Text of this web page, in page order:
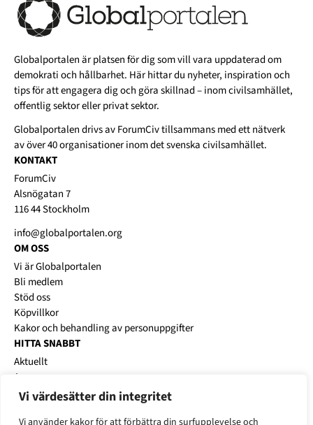
Vi värdesätter din integritet
Vi använder kakor för att förbättra din surfupplevelse och
Globalportalen är platsen för dig som vill vara uppdaterad om
demokrati och hållbarhet. Här hittar du nyheter, inspiration och
tips för att engagera dig och göra skillnad – inom civilsamhället,
offentlig sektor eller privat sektor.
Globalportalen drivs avForumCivtillsammans med ett nätverk
av över 40 organisationer inom det svenska civilsamhället.
KONTAKT
ForumCiv
Alsnögatan 7
116 44 Stockholm
info@globalportalen.org
OM OSS
Vi är Globalportalen
Bli medlem
Stöd oss
Köpvillkor
Kakor och behandling av personuppgifter
HITTA SNABBT
Aktuellt
Annonsera
Platsbanken